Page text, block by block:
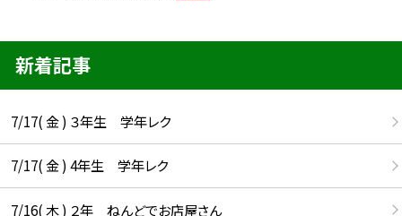
新着記事
7/17( 金 ) ３年生 学年レク
7/17( 金 ) 4年生 学年レク
7/16( 木 ) ２年 ねんどでお店屋さん